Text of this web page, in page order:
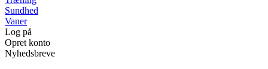
Sundhed
Vaner
Log på
Opret konto
Nyhedsbreve